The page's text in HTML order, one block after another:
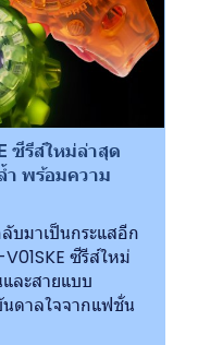
ซีรีส์ใหม่ล่าสุด
ำ พร้อมความ
บมาเป็นกระแสอีก
ซีรีส์ใหม่
ละสายแบบ
ดาลใจจากแฟชั่น